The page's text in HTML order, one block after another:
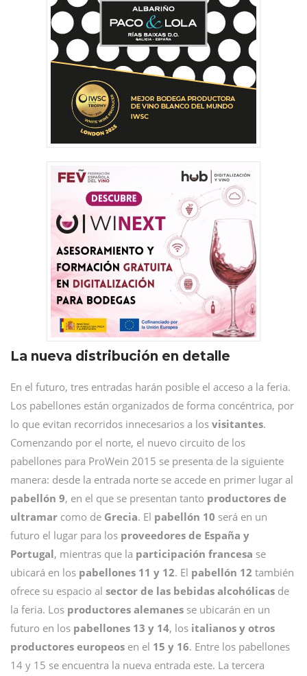
La nueva distribución en detalle
En el futuro, tres entradas harán posible el acceso a la feria.
Los pabellones están organizados de forma concéntrica, por
lo que evitan recorridos innecesarios a los visitantes.
Comenzando por el norte, el nuevo circuito de los
pabellones para ProWein 2015 se presenta de la siguiente
manera: desde la entrada norte se accede en primer lugar al
pabellón 9, en el que se presentan tanto productores de
ultramar como de Grecia. El pabellón 10 será en un
futuro el lugar para los proveedores de España y
Portugal, mientras que la participación francesa se
ubicará en los pabellones 11 y 12. El pabellón 12 también
ofrece su espacio al sector de las bebidas alcohólicas de
la feria. Los productores alemanes se ubicarán en un
futuro en los pabellones 13 y 14, los italianos y otros
productores europeos en el 15 y 16. Entre los pabellones
14 y 15 se encuentra la nueva entrada este. La tercera